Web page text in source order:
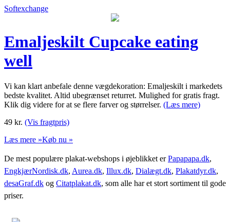
Softexchange
Emaljeskilt Cupcake eating
well
Vi kan klart anbefale denne vægdekoration: Emaljeskilt i markedets
bedste kvalitet. Altid ubegrænset returret. Mulighed for gratis fragt.
Klik dig videre for at se flere farver og størrelser. (Læs mere)
49 kr. (Vis fragtpris)
Læs mere »Køb nu »
De mest populære plakat-webshops i øjeblikket erPapapapa.dk,
EngkjærNordisk.dk, Aurea.dk, Illux.dk, Dialægt.dk, Plakatdyr.dk,
desaGraf.dk og Citatplakat.dk, som alle har et stort sortiment til gode
priser.